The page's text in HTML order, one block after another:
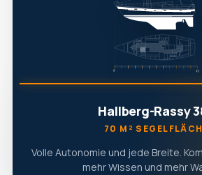
Hallberg-Rassy
70 M²
Volle Autonomie und jede Breite.
mehr Wissen und mehr